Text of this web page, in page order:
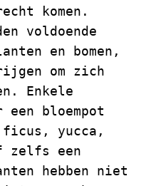
komen.
voldoende
en bomen,
om zich
Enkele
bloempot
yucca,
zelfs een
hebben niet